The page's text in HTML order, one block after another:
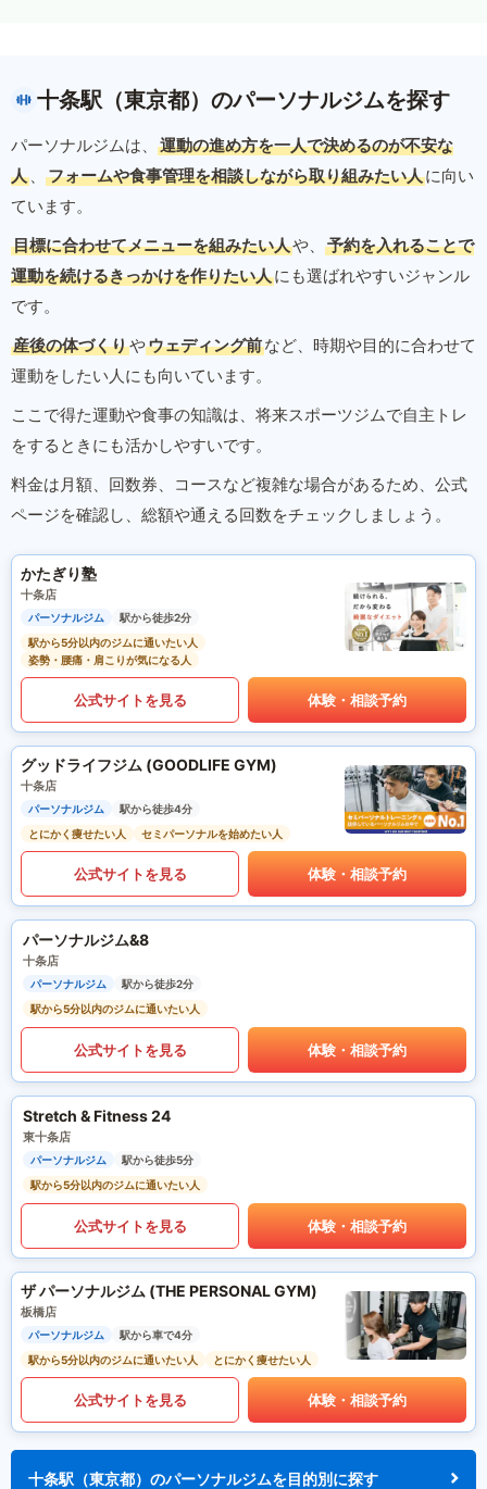
十条駅（東京都）のパーソナルジムを探す
パーソナルジムは、
運動の進め方を一人で決めるのが不安な
人 、 フォームや食事管理を相談しながら取り組みたい人に向い
ています。
目標に合わせてメニューを組みたい人や、
予約を入れることで
運動を続けるきっかけを作りたい人にも選ばれやすいジャンル
です。
産後の体づくりやウェディング前など、時期や目的に合わせて
運動をしたい人にも向いています。
ここで得た運動や食事の知識は、将来スポーツジムで自主トレ
をするときにも活かしやすいです。
料金は月額、回数券、コースなど複雑な場合があるため、公式
ページを確認し、総額や通える回数をチェックしましょう。
かたぎり塾
十条店
パーソナルジム
駅から徒歩2分
駅から5分以内のジムに通いたい人
姿勢・腰痛・肩こりが気になる人
公式サイトを見る 体験・相談予約
グッドライフジム (GOODLIFE GYM)
十条店
パーソナルジム
駅から徒歩4分
とにかく痩せたい人
セミパーソナルを始めたい人
公式サイトを見る 体験・相談予約
パーソナルジム&8
十条店
パーソナルジム
駅から徒歩2分
駅から5分以内のジムに通いたい人
公式サイトを見る 体験・相談予約
Stretch & Fitness 24
東十条店
パーソナルジム
駅から徒歩5分
駅から5分以内のジムに通いたい人
公式サイトを見る 体験・相談予約
ザ パーソナルジム (THE PERSONAL GYM)
板橋店
パーソナルジム
駅から車で4分
駅から5分以内のジムに通いたい人
とにかく痩せたい人
公式サイトを見る 体験・相談予約
十条駅（東京都）のパーソナルジムを目的別に探す